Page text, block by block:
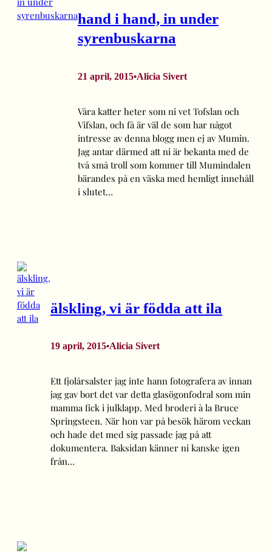
hand i hand, in under
syrenbuskarna
21 april, 2015•Alicia Sivert
Våra katter heter som ni vet Tofslan och
Vifslan, och få är väl de som har något
intresse av denna blogg men ej av Mumin.
Jag antar därmed att ni är bekanta med de
två små troll som kommer till Mumindalen
bärandes på en väska med hemligt innehåll
i slutet…
älskling, vi är födda att ila
19 april, 2015•Alicia Sivert
Ett fjolårsalster jag inte hann fotografera av innan
jag gav bort det var detta glasögonfodral som min
mamma fick i julklapp. Med broderi à la Bruce
Springsteen. När hon var på besök härom veckan
och hade det med sig passade jag på att
dokumentera. Baksidan känner ni kanske igen
från…